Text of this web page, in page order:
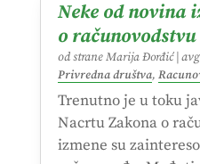
Neke od novina
o računovodstvu
od straneMarija Đorđić|
Privredna društva,
Trenutno je u toku
Nacrtu Zakona o
izmene su